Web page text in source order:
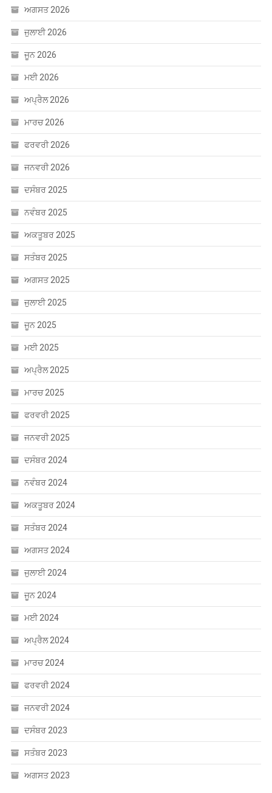
ਜੂਨ 2026
ਮਈ 2026
ਅਪ੍ਰੈਲ 2026
ਮਾਰਚ 2026
ਫਰਵਰੀ 2026
ਜਨਵਰੀ 2026
ਦਸੰਬਰ 2025
ਨਵੰਬਰ 2025
ਅਕਤੂਬਰ 2025
ਸਤੰਬਰ 2025
ਅਗਸਤ 2025
ਜੁਲਾਈ 2025
ਜੂਨ 2025
ਮਈ 2025
ਅਪ੍ਰੈਲ 2025
ਮਾਰਚ 2025
ਫਰਵਰੀ 2025
ਜਨਵਰੀ 2025
ਦਸੰਬਰ 2024
ਨਵੰਬਰ 2024
ਅਕਤੂਬਰ 2024
ਸਤੰਬਰ 2024
ਅਗਸਤ 2024
ਜੁਲਾਈ 2024
ਜੂਨ 2024
ਮਈ 2024
ਅਪ੍ਰੈਲ 2024
ਮਾਰਚ 2024
ਫਰਵਰੀ 2024
ਜਨਵਰੀ 2024
ਦਸੰਬਰ 2023
ਸਤੰਬਰ 2023
ਅਗਸਤ 2023